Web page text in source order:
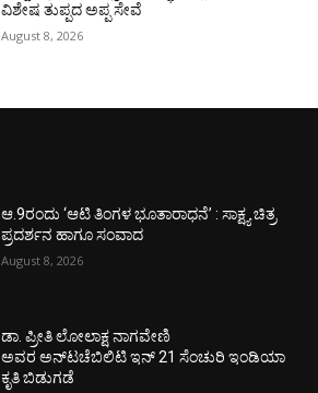
ವಿಶೇಷ ತುಪ್ಪದ ಅಪ್ಪ ಸೇವೆ
August 8, 2026
ಆ.9ರಂದು ‘ಆಟಿ ತಿಂಗಳ ಭೂತಾರಾಧನೆ’ : ಸಾಕ್ಷ್ಯ ಚಿತ್ರ
ಪ್ರದರ್ಶನ ಹಾಗೂ ಸಂವಾದ
August 8, 2026
ಡಾ. ಪ್ರೀತಿ ಲೋಲಾಕ್ಷ ನಾಗವೇಣಿ
ಅವರ ಅನ್‌ಟಚೆಬಿಲಿಟಿ ಇನ್ 21 ಸೆಂಚುರಿ ಇಂಡಿಯಾ
ಕೃತಿ ಬಿಡುಗಡೆ